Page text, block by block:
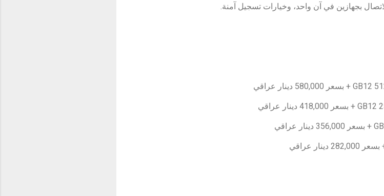
بجهازين في آن واحد، وخيارات تسجيل آمنة.​